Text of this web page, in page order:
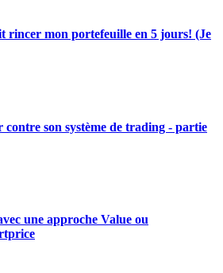
rincer mon portefeuille en 5 jours! (Je
son système de trading - partie
une approche Value ou